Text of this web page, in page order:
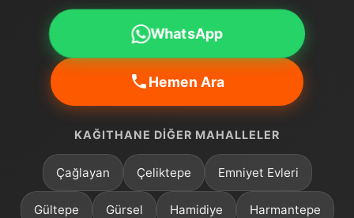
WhatsApp
Hemen Ara
KAĞITHANE DIĞER MAHALLELER
Çağlayan Çeliktepe Emniyet Evleri
Gültepe Gürsel Hamidiye Harmantepe